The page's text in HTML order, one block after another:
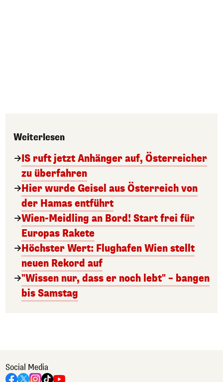
Weiterlesen
IS ruft jetzt Anhänger auf, Österreicher
zu überfahren
Hier wurde Geisel aus Österreich von
der Hamas entführt
Wien-Meidling an Bord! Start frei für
Europas Rakete
Höchster Wert: Flughafen Wien stellt
neuen Rekord auf
"Wissen nur, dass er noch lebt" – bangen
bis Samstag
Social Media